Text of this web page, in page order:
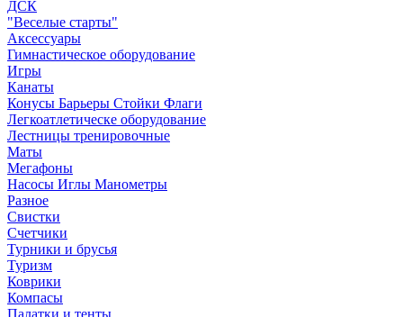
ДСК
"Веселые старты"
Аксессуары
Гимнастическое оборудование
Игры
Канаты
Конусы Барьеры Стойки Флаги
Легкоатлетическе оборудование
Лестницы тренировочные
Маты
Мегафоны
Насосы Иглы Манометры
Разное
Свистки
Счетчики
Турники и брусья
Туризм
Коврики
Компасы
Палатки и тенты